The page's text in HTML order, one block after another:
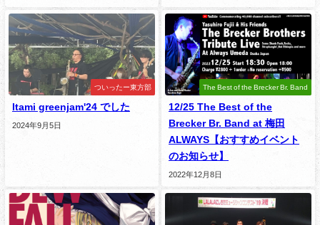
ついったー東方部
Itami greenjam'24 でした
2024年9月5日
The Best of the Brecker Br. Band
12/25 The Best of the
Brecker Br. Band at 梅田
ALWAYS【おすすめイベント
のお知らせ】
2022年12月8日